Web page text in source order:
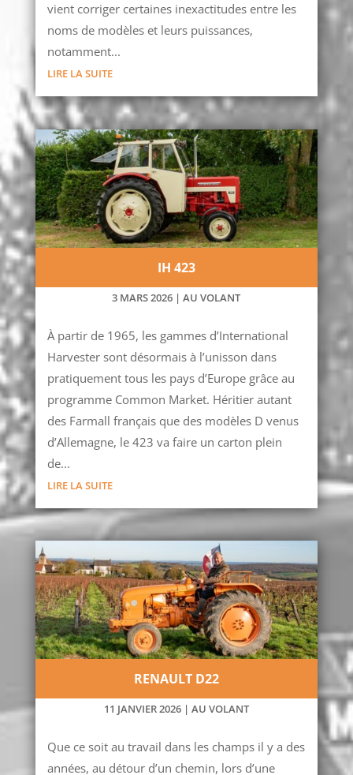
vient corriger certaines inexactitudes entre les
noms de modèles et leurs puissances,
notamment...
LIRE LA SUITE
IH 423
3 MARS 2026 |AU VOLANT
À partir de 1965, les gammes d’International
Harvester sont désormais à l’unisson dans
pratiquement tous les pays d’Europe grâce au
programme Common Market. Héritier autant
des Farmall français que des modèles D venus
d’Allemagne, le 423 va faire un carton plein
de...
LIRE LA SUITE
RENAULT D22
11 JANVIER 2026| AU VOLANT
Que ce soit au travail dans les champs il y a des
années, au détour d’un chemin, lors d’une